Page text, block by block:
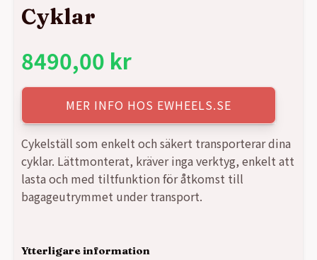
Cyklar
8490,00 kr
MER INFO HOS EWHEELS.SE
Cykelställ som enkelt och säkert transporterar dina
cyklar. Lättmonterat, kräver inga verktyg, enkelt att
lasta och med tiltfunktion för åtkomst till
bagageutrymmet under transport.
Ytterligare information